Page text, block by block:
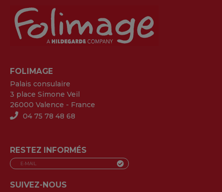
FOLIMAGE
Palais consulaire
3 place Simone Veil
26000 Valence - France
04 75 78 48 68
RESTEZ INFORMÉS
SUIVEZ-NOUS